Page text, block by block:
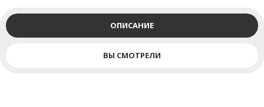
ОПИСАНИЕ
ВЫ СМОТРЕЛИ